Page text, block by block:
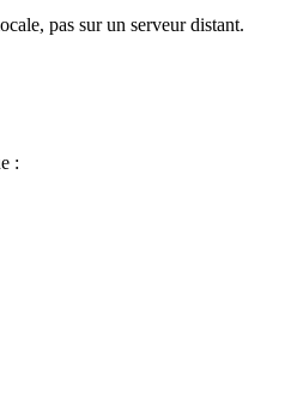
pas sur un serveur distant.
: